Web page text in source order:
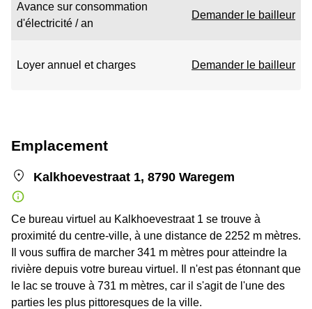
Avance sur consommation
d'électricité / an
Demander le bailleur
Loyer annuel et charges Demander le bailleur
Emplacement
Kalkhoevestraat 1, 8790 Waregem
Ce bureau virtuel au Kalkhoevestraat 1 se trouve à
proximité du centre-ville, à une distance de 2252 m mètres.
Il vous suffira de marcher 341 m mètres pour atteindre la
rivière depuis votre bureau virtuel. Il n'est pas étonnant que
le lac se trouve à 731 m mètres, car il s'agit de l'une des
parties les plus pittoresques de la ville.